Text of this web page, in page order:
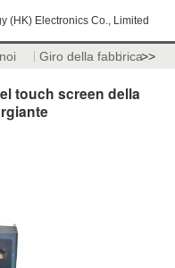
(HK) Electronics Co., Limited
Giro della fabbrica>>
touch screen della